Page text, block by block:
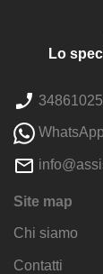
Lo
WhatsApp
Site map
Chi siamo
Contatti